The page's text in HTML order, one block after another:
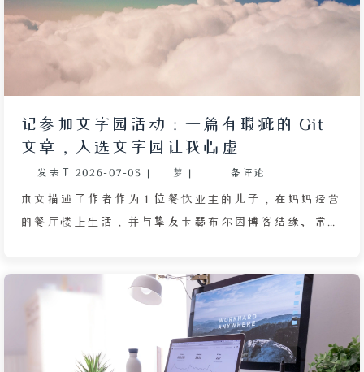
性下降等问题，并延伸到字体选择：不应滥用思源黑体
等标准化字体，因为其冷静机械的质感会削弱文字的温
度与趣味。文章呼吁网站运营者放过自己，保留专属的
字体风格与稳定的视觉调性，才能维持网站独特的魅
记参加文字园活动：一篇有瑕疵的 Git
文章，入选文字园让我心虚
发表于 2026-07-03 | 梦 | 条评论
本文描述了作者作为 1 位餐饮业主的儿子，在妈妈经营
的餐厅楼上生活，并与挚友卡瑟布尔因博客结缘、常在
旧稿中翻出 1 篇关于 Git 技术细节的文章投递出去。该
文被编辑选中并作为视频主打内容发布，意外收获较高
播放量与好评，但评论区许多读者误以为作者被盗稿，
纷纷艾特其 ID 提示维权。作者内心充满矛盾：一方面